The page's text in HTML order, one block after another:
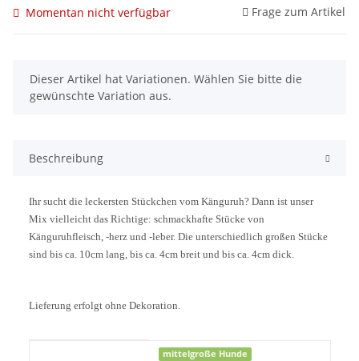
Momentan nicht verfügbar Frage zum Artikel
x
Dieser Artikel hat Variationen. Wählen Sie bitte die
gewünschte Variation aus.
Beschreibung
Ihr sucht die leckersten Stückchen vom Känguruh? Dann ist unser
Mix vielleicht das Richtige: schmackhafte Stücke von
Känguruhfleisch, -herz und -leber. Die unterschiedlich großen Stücke
sind bis ca. 10cm lang, bis ca. 4cm breit und bis ca. 4cm dick.
Lieferung erfolgt ohne Dekoration.
mittelgroße Hunde